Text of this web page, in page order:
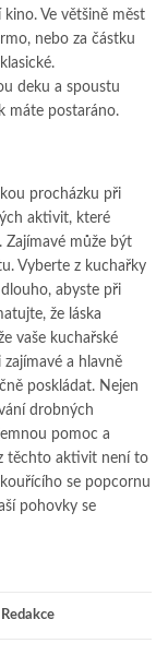
Ve většině měst
nebo za částku
deku a spoustu
máte postaráno.
procházku při
aktivit, které
Zajímavé může být
Vyberte z kuchařky
abyste při
že láska
vaše kuchařské
a hlavně
poskládat. Nejen
drobných
pomoc a
těchto aktivit není to
se popcornu
pohovky se
Redakce